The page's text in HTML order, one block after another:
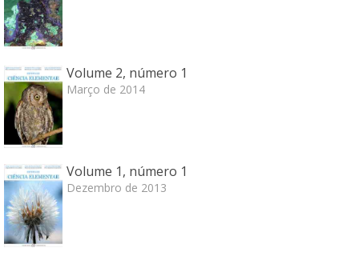
Volume 2, número 1
Março de 2014
Volume 1, número 1
Dezembro de 2013